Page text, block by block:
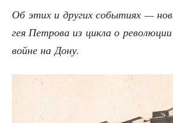
Об этих и дру­гих собы­ти­ях —
гея Пет­ро­ва из цик­ла о
войне на Дону.